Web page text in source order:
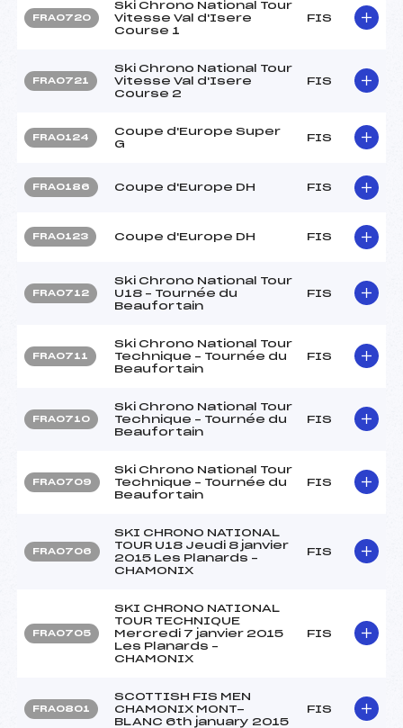
FRA0720
Ski Chrono National Tour
Vitesse Val d'Isere
Course 1
FIS
FRA0721
Ski Chrono National Tour
Vitesse Val d'Isere
Course 2
FIS
FRA0124
Coupe d'Europe Super
G
FIS
FRA0186 Coupe d'Europe DH FIS
FRA0123 Coupe d'Europe DH FIS
FRA0712
Ski Chrono National Tour
U18 – Tournée du
Beaufortain
FIS
FRA0711
Ski Chrono National Tour
Technique – Tournée du
Beaufortain
FIS
FRA0710
Ski Chrono National Tour
Technique – Tournée du
Beaufortain
FIS
FRA0709
Ski Chrono National Tour
Technique – Tournée du
Beaufortain
FIS
FRA0706
SKI CHRONO NATIONAL
TOUR U18 Jeudi 8 janvier
2015 Les Planards –
CHAMONIX
FIS
FRA0705
SKI CHRONO NATIONAL
TOUR TECHNIQUE
Mercredi 7 janvier 2015
Les Planards –
CHAMONIX
FIS
FRA0801
SCOTTISH FIS MEN
CHAMONIX MONT-
BLANC 6th january 2015
FIS